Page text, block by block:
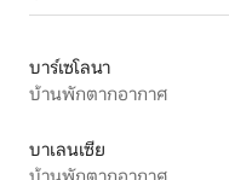
บาร์เซโลนา
บ้านพักตากอากาศ
บาเลนเซีย